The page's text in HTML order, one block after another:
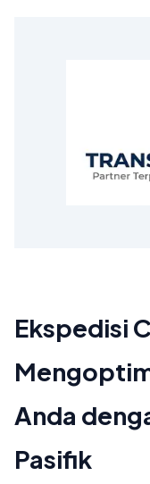
Ekspedisi
Anda
Pasifik